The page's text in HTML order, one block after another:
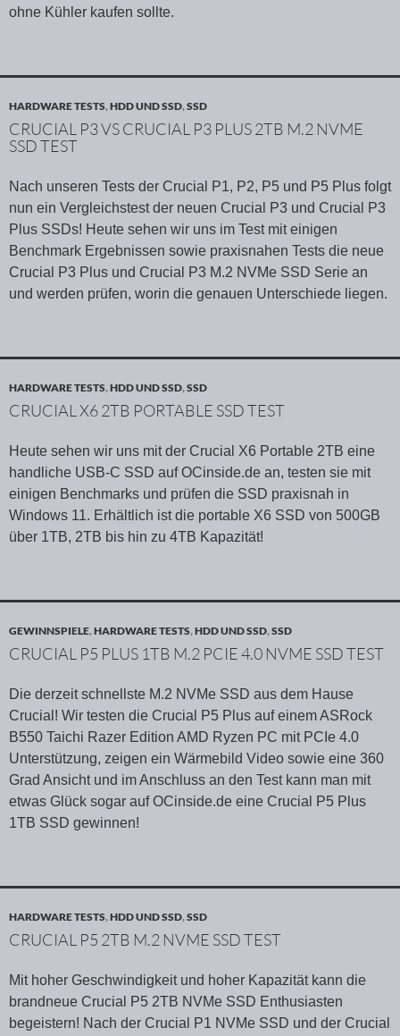
ohne Kühler kaufen sollte.
HARDWARE TESTS,HDD UND SSD,SSD
CRUCIAL P3 VS CRUCIAL P3 PLUS 2TB M.2 NVME
SSD TEST
Nach unseren Tests der Crucial P1, P2, P5 und P5 Plus folgt
nun ein Vergleichstest der neuen Crucial P3 und Crucial P3
Plus SSDs! Heute sehen wir uns im Test mit einigen
Benchmark Ergebnissen sowie praxisnahen Tests die neue
Crucial P3 Plus und Crucial P3 M.2 NVMe SSD Serie an
und werden prüfen, worin die genauen Unterschiede liegen.
HARDWARE TESTS,HDD UND SSD,SSD
CRUCIAL X6 2TB PORTABLE SSD TEST
Heute sehen wir uns mit der Crucial X6 Portable 2TB eine
handliche USB-C SSD auf OCinside.de an, testen sie mit
einigen Benchmarks und prüfen die SSD praxisnah in
Windows 11. Erhältlich ist die portable X6 SSD von 500GB
über 1TB, 2TB bis hin zu 4TB Kapazität!
GEWINNSPIELE,HARDWARE TESTS,HDD UND SSD,SSD
CRUCIAL P5 PLUS 1TB M.2 PCIE 4.0 NVME SSD TEST
Die derzeit schnellste M.2 NVMe SSD aus dem Hause
Crucial! Wir testen die Crucial P5 Plus auf einem ASRock
B550 Taichi Razer Edition AMD Ryzen PC mit PCIe 4.0
Unterstützung, zeigen ein Wärmebild Video sowie eine 360
Grad Ansicht und im Anschluss an den Test kann man mit
etwas Glück sogar auf OCinside.de eine Crucial P5 Plus
1TB SSD gewinnen!
HARDWARE TESTS,HDD UND SSD,SSD
CRUCIAL P5 2TB M.2 NVME SSD TEST
Mit hoher Geschwindigkeit und hoher Kapazität kann die
brandneue Crucial P5 2TB NVMe SSD Enthusiasten
begeistern! Nach der Crucial P1 NVMe SSD und der Crucial